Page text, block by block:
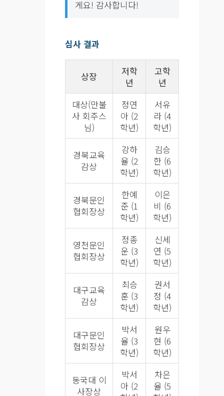
심사 결과
상장
저학
년
고학
년
대상(만불
사 회주스
님)
정연
아 (2
학년)
서유
라 (4
학년)
경북교육
감상
강하
율 (2
학년)
김승
한 (6
학년)
경북문인
협회장상
한예
준 (1
학년)
이은
비 (6
학년)
영천문인
협회장상
정종
운 (3
학년)
신세
연 (5
학년)
대구교육
감상
최승
훈 (3
학년)
권서
정 (4
학년)
대구문인
협회장상
박서
율 (3
학년)
원우
현 (6
학년)
동국대 이
사장상
박서
아 (2
차은
율 (5